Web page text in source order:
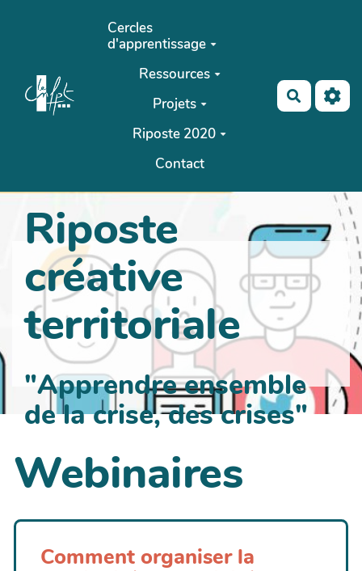
Aller au contenu principal
Cercles
d'apprentissage
Ressources
Projets
Riposte 2020
Contact
Riposte
créative
territoriale
"Apprendre ensemble
de la crise, des crises"
Webinaires
Comment organiser la